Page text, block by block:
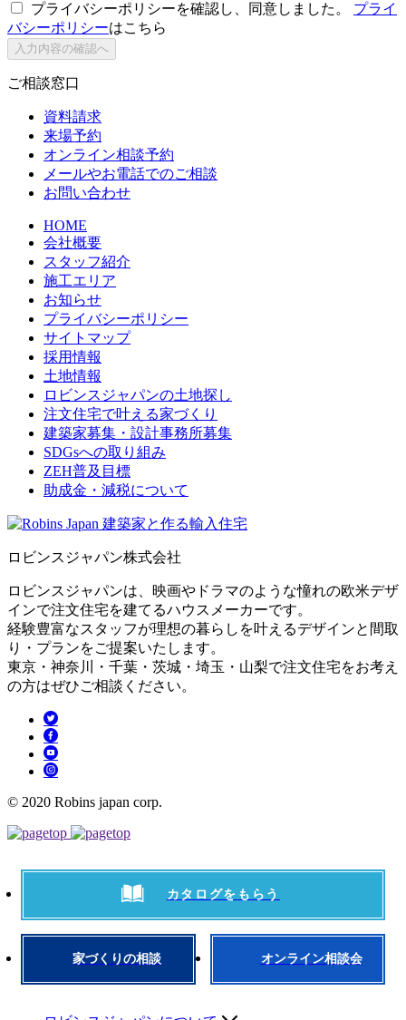
プライバシーポリシーを確認し、同意しました。
プライ
バシーポリシーはこちら
ご相談窓口
資料請求
来場予約
オンライン相談予約
メールやお電話でのご相談
お問い合わせ
HOME
会社概要
スタッフ紹介
施工エリア
お知らせ
プライバシーポリシー
サイトマップ
採用情報
土地情報
ロビンスジャパンの土地探し
注文住宅で叶える家づくり
建築家募集・設計事務所募集
SDGsへの取り組み
ZEH普及目標
助成金・減税について
ロビンスジャパン株式会社
ロビンスジャパンは、映画やドラマのような憧れの欧米デザ
インで注文住宅を建てるハウスメーカーです。
経験豊富なスタッフが理想の暮らしを叶えるデザインと間取
り・プランをご提案いたします。
東京・神奈川・千葉・茨城・埼玉・山梨で注文住宅をお考え
の方はぜひご相談ください。
© 2020 Robins japan corp.
カタログをもらう
家づくりの相談 オンライン相談会